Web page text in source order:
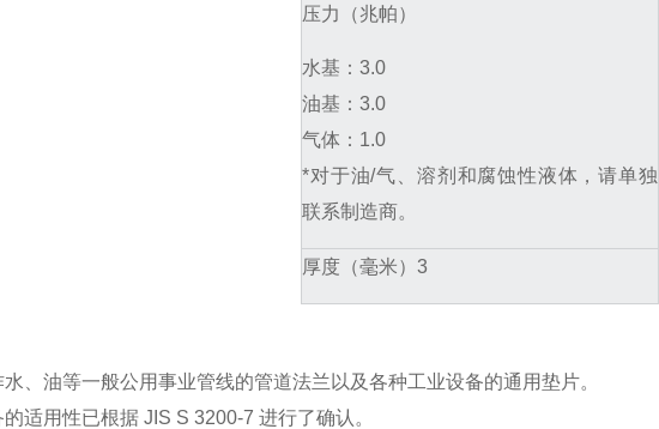
压力（兆帕）
水基：3.0
油基：3.0
气体：1.0
*对于油/气、溶剂和腐蚀性液体，请单独
联系制造商。
厚度（毫米）3
、油等一般公用事业管线的管道法兰以及各种工业设备的通用垫片。
适用性已根据 JIS S 3200-7 进行了确认。